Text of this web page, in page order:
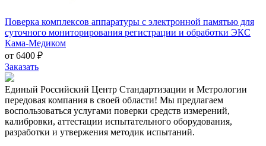
Поверка комплексов аппаратуры с электронной памятью для
суточного мониторирования регистрации и обработки ЭКС
Кама-Медиком
от 6400 ₽
Заказать
Единый Российский Центр Стандартизации и Метрологии
передовая компания в своей области! Мы предлагаем
воспользоваться услугами поверки средств измерений,
калибровки, аттестации испытательного оборудования,
разработки и утвержения методик испытаний.